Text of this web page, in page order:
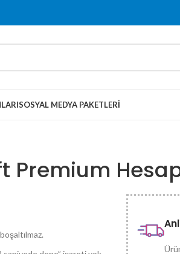
SOSYAL MEDYA PAKETLERI
Premium